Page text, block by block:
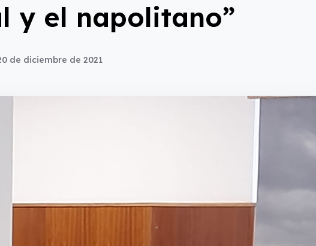
y el napolitano”
de diciembre de 2021